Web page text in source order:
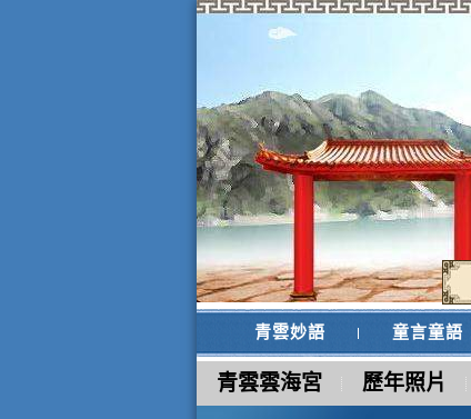
青雲妙語 童言童語
青雲雲海宮 歷年照片